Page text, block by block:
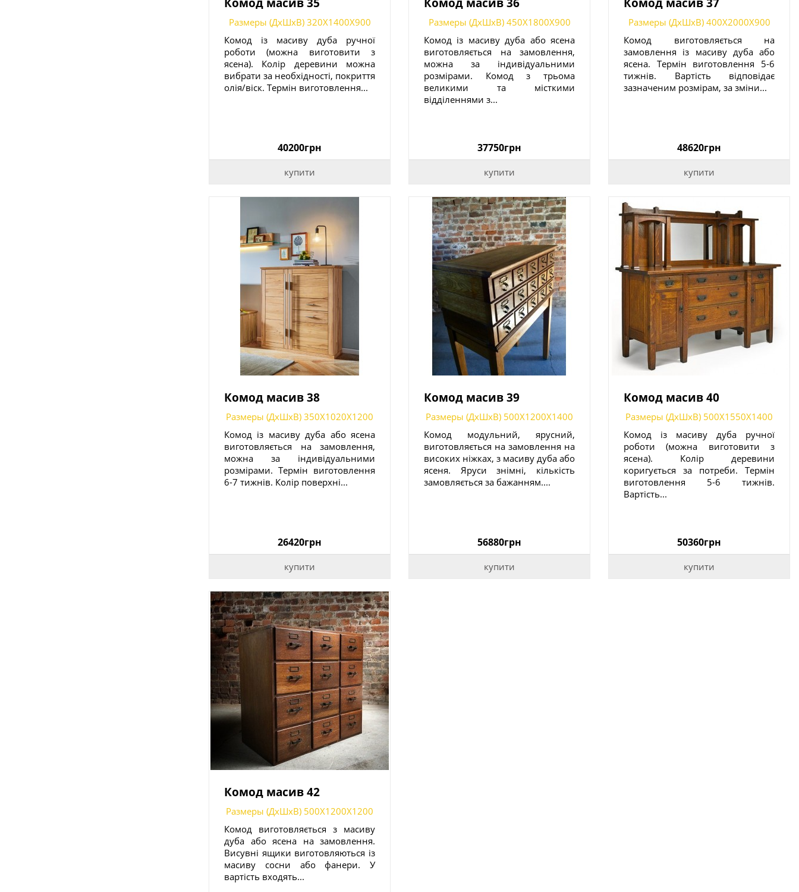
Размеры (ДxШxВ) 320X1400X900
Комод із масиву дуба ручної
роботи (можна виготовити з
ясена). Колір деревини можна
вибрати за необхідності, покриття
олія/віск. Термін виготовлення...
40200грн
купити
Размеры (ДxШxВ) 450X1800X900
Комод із масиву дуба або ясена
виготовляється на замовлення,
можна за індивідуальними
розмірами. Комод з трьома
великими та місткими
відділеннями з...
37750грн
купити
Размеры (ДxШxВ) 400X2000X900
Комод виготовляється на
замовлення із масиву дуба або
ясена. Термін виготовлення 5-6
тижнів. Вартість відповідає
зазначеним розмірам, за зміни...
48620грн
купити
Комод масив 38
Размеры (ДxШxВ) 350X1020X1200
Комод із масиву дуба або ясена
виготовляється на замовлення,
можна за індивідуальними
розмірами. Термін виготовлення
6-7 тижнів. Колір поверхні...
26420грн
купити
Комод масив 39
Размеры (ДxШxВ) 500X1200X1400
Комод модульний, ярусний,
виготовляється на замовлення на
високих ніжках, з масиву дуба або
ясеня. Яруси знімні, кількість
замовляється за бажанням....
56880грн
купити
Комод масив 40
Размеры (ДxШxВ) 500X1550X1400
Комод із масиву дуба ручної
роботи (можна виготовити з
ясена). Колір деревини
коригується за потреби. Термін
виготовлення 5-6 тижнів.
Вартість...
50360грн
купити
Комод масив 42
Размеры (ДxШxВ) 500X1200X1200
Комод виготовляється з масиву
дуба або ясена на замовлення.
Висувні ящики виготовляються із
масиву сосни або фанери. У
вартість входять...